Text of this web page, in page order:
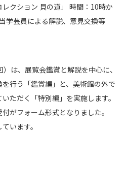
クション 貝の道」 時間：10時か
学芸員による解説、意見交換等
は、展覧会鑑賞と解説を中心に、
行う「鑑賞編」と、美術館の外で
ただく「特別編」を実施します。
がフォーム形式となりました。
います。